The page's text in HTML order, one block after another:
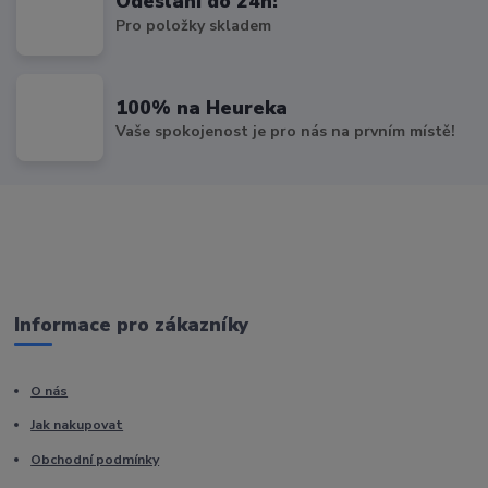
Pro položky skladem
100% na Heureka
Vaše spokojenost je pro nás na prvním místě!
Informace pro zákazníky
O nás
Jak nakupovat
Obchodní podmínky